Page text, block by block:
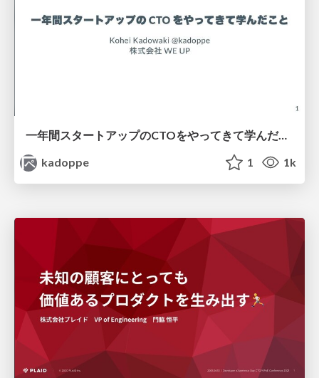
一年間スタートアップのCTOをやってきて学んだこと
kadoppe
1 1k